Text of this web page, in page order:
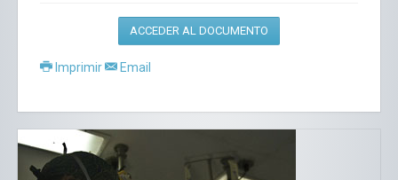
ACCEDER AL DOCUMENTO
Imprimir Email